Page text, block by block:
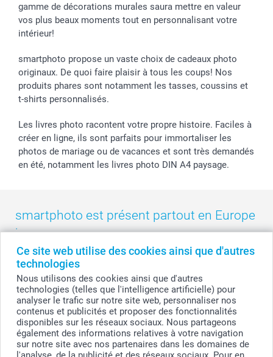
Ce site web utilise des cookies ainsi que d'autres
technologies
Nous utilisons des cookies ainsi que d'autres
technologies (telles que l'intelligence artificielle) pour
analyser le trafic sur notre site web, personnaliser nos
contenus et publicités et proposer des fonctionnalités
disponibles sur les réseaux sociaux. Nous partageons
également des informations relatives à votre navigation
sur notre site avec nos partenaires dans les domaines de
Chèque Cadeau
Investor Relations
B2B smartbusiness
Droit de rétractation
Mariage
Fête d'anniversaire
Collection naissance
Tous les évènements
Modes de Paiement
Identifiez-vous
Plan du site
Statut de ma commande
smarfriends
smartgarantie
smartbonus
gamme de décorations murales saura mettre en valeur
vos plus beaux moments tout en personnalisant votre
intérieur!
smartphoto propose un vaste choix de cadeaux photo
originaux. De quoi faire plaisir à tous les coups! Nos
produits phares sont notamment les tasses, coussins et
t-shirts personnalisés.
Les livres photo racontent votre propre histoire. Faciles à
créer en ligne, ils sont parfaits pour immortaliser les
photos de mariage ou de vacances et sont très demandés
en été, notamment les livres photo DIN A4 paysage.
smartphoto est présent partout en Europe
:
België - Belgique - Danmark - Deutschland - France - Ireland
- Nederland - Norge
Switzerland - Suomi - Sverige - United Kingdom
Other Countries
Tous les prix sont en francs suisses (CHF), TVA incluse et hors frais de port.